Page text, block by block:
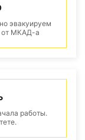
эвакуируем
от МКАД-а
работы.